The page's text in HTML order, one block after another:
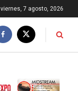
viernes, 7 agosto, 2026